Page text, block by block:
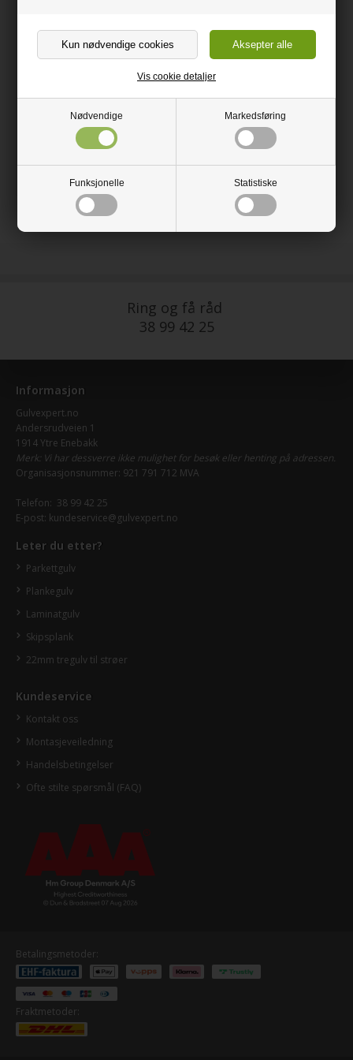
Nødvendige Markedsføring
Funksjonelle Statistiske
Vis cookie detaljer
Et super støyreduserende underlag til laminat gulv uten
Underlaget holder fasongen, slik at gulvet alltid vil være mykt å
Fordeler:
- Stor lydreduksjon
- Lett å legge, skjære og brette
Ring og få råd
38 99 42 25
Informasjon
Gulvexpert.no
Andersrudveien 1
1914 Ytre Enebakk
Merk: Vi har dessverre ikke mulighet for besøk eller henting på adressen.
Organisasjonsnummer: 921 791 712 MVA
Telefon: 38 99 42 25
E-post: kundeservice@gulvexpert.no
Leter du etter?
Parkettgulv
Plankegulv
Laminatgulv
Skipsplank
22mm tregulv til strøer
Kundeservice
Kontakt oss
Montasjeveiledning
Handelsbetingelser
Ofte stilte spørsmål (FAQ)
Betalingsmetoder:
Fraktmetoder: